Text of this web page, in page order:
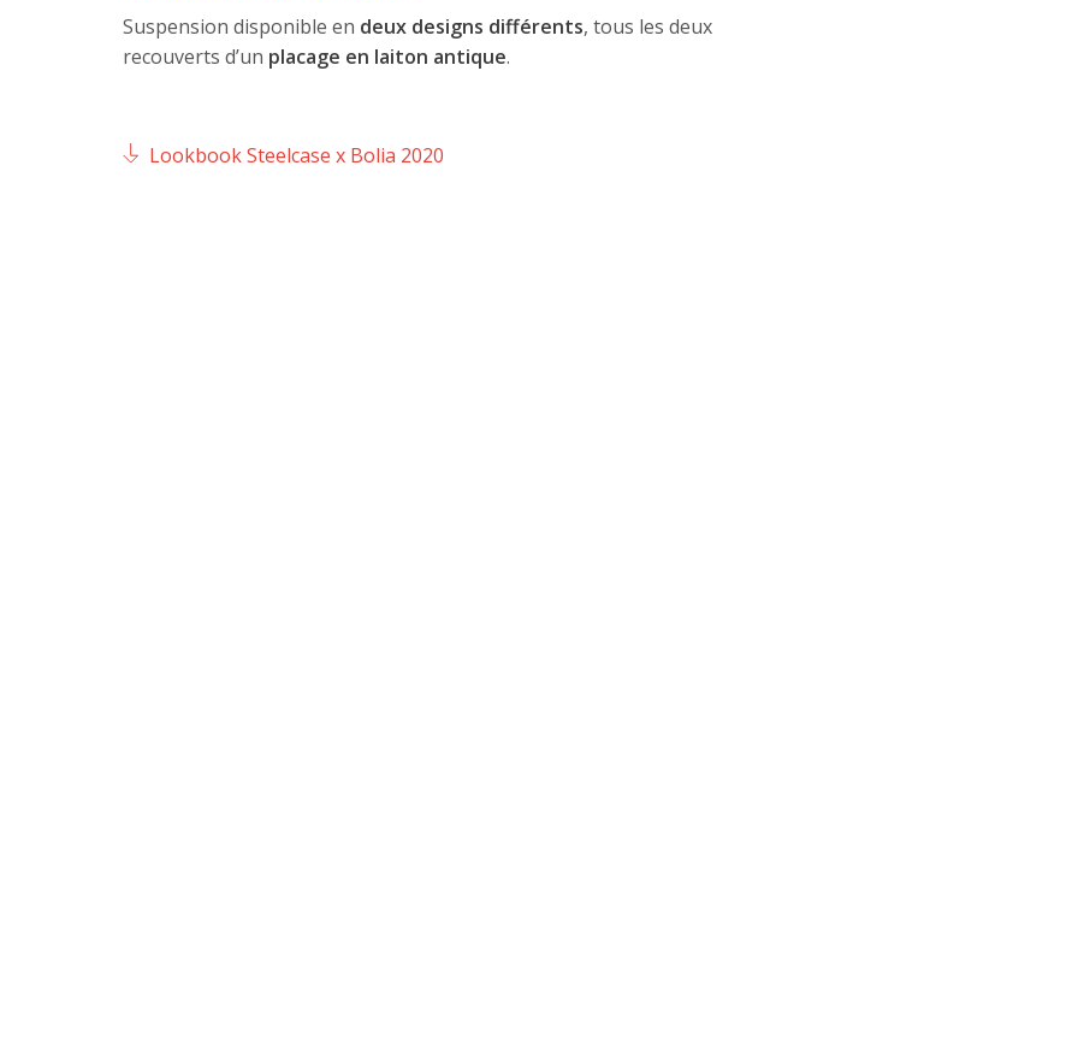
Suspension disponible en deux designs différents, tous les deux
recouverts d’un placage en laiton antique.
Lookbook Steelcase x Bolia 2020